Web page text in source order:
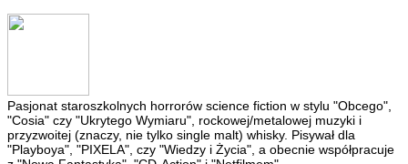
Pasjonat staroszkolnych horrorów science fiction w stylu "Obcego",
"Cosia" czy "Ukrytego Wymiaru", rockowej/metalowej muzyki i
przyzwoitej (znaczy, nie tylko single malt) whisky. Pisywał dla
"Playboya", "PIXELA", czy "Wiedzy i Życia", a obecnie współpracuje